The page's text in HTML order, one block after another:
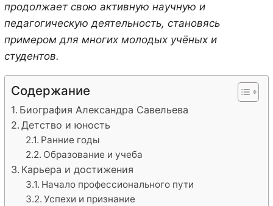
продолжает свою активную научную и
педагогическую деятельность, становясь
примером для многих молодых учёных и
студентов.
Содержание
Биография Александра Савельева
Детство и юность
Ранние годы
Образование и учеба
Карьера и достижения
Начало профессионального пути
Успехи и признание